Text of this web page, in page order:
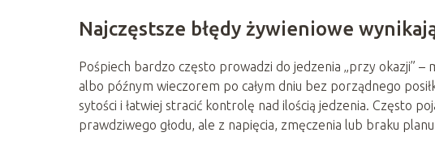
Najczęstsze błędy żywieniowe
Pośpiech bardzo często prowadzi do jedzenia „przy okazji”
albo późnym wieczorem po całym dniu bez porządnego
sytości i łatwiej stracić kontrolę nad ilością jedzenia. Często
prawdziwego głodu, ale z napięcia, zmęczenia lub braku